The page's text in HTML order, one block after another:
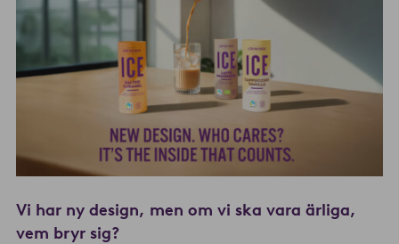
Ange din sökfråga...
Vi har ny design, men om vi ska vara ärliga,
vem bryr sig?